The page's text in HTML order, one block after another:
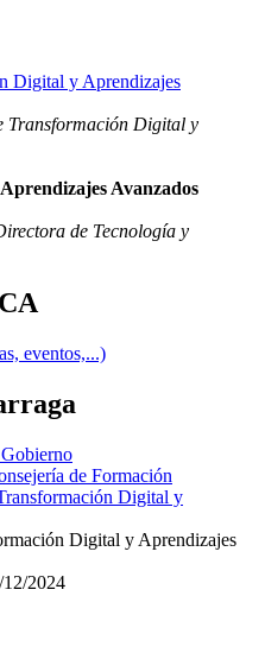
Digital y Aprendizajes
Transformación Digital y
Avanzados
de Tecnología y
eventos,...)
de Formación
Digital y
Digital y Aprendizajes
12/2024